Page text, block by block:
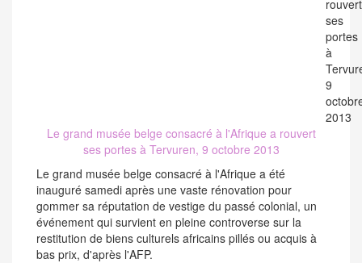
Le grand musée belge consacré à l'Afrique a rouvert
ses portes à Tervuren, 9 octobre 2013
Le grand musée belge consacré à l'Afrique a été
inauguré samedi après une vaste rénovation pour
gommer sa réputation de vestige du passé colonial, un
événement qui survient en pleine controverse sur la
restitution de biens culturels africains pillés ou acquis à
bas prix, d'après l'AFP.